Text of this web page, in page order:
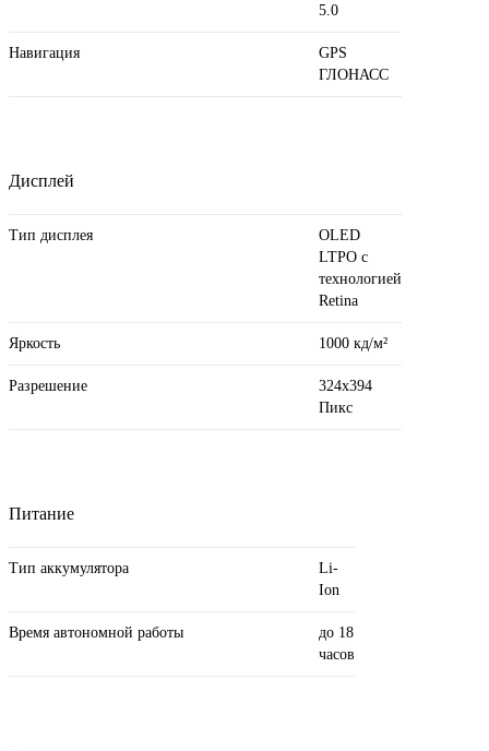
5.0
Навигация
GPS
ГЛОНАСС
Дисплей
Тип дисплея
OLED
LTPO с
технологией
Retina
Яркость 1000 кд/ м²
Разрешение
324х394
Пикс
Питание
Тип аккумулятора
Li-
Ion
Время автономной работы
до 18
часов